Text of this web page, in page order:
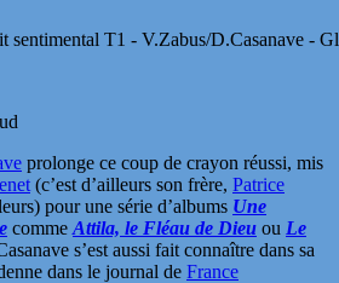
sentimental T1 - V.Zabus/D.Casanave -
prolonge ce coup de crayon réussi, mis
(c’est d’ailleurs son frère, Patrice
pour une série d’albums Une
comme Attila, le Fléau de Dieu ou Le
s’est aussi fait connaître dans sa
dans le journal de France